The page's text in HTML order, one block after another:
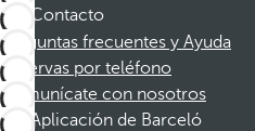
Contacto
Preguntas frecuentes y Ayuda
Reservas por teléfono
Comunícate con nosotros
Aplicación de Barceló